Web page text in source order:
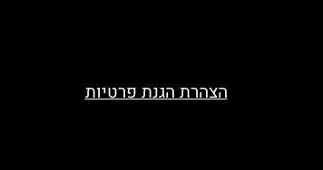
הצהרת הגנת פרטיות